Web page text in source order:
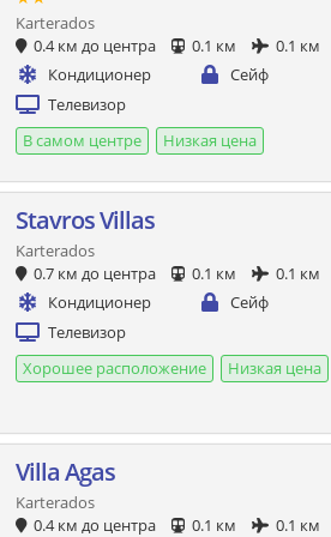
Karterados
0.4 км до центра
0.1 км
0.1 км
Кондиционер
Сейф
Телевизор
В самом центре
Низкая цена
Stavros Villas
Karterados
0.7 км до центра
0.1 км
0.1 км
Кондиционер
Сейф
Телевизор
Хорошее расположение
Низкая цена
Villa Agas
Karterados
0.4 км до центра
0.1 км 0.1 км